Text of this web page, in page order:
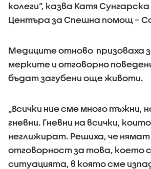
колеги“, казва Катя
Центъра за Спешна помощ –
Медиците отново призоваха
мерките и отговорно
бъдат загубени още животи.
„Всички ние сме много тъжни,
гневни. Гневни на всички,
неглижират. Решиха, че нямат
отговорност за това, което
ситуацията, в която сме